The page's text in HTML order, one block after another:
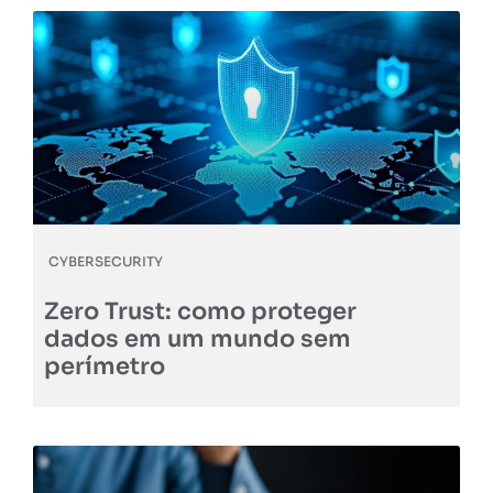
CYBERSECURITY
Zero Trust: como proteger
dados em um mundo sem
perímetro